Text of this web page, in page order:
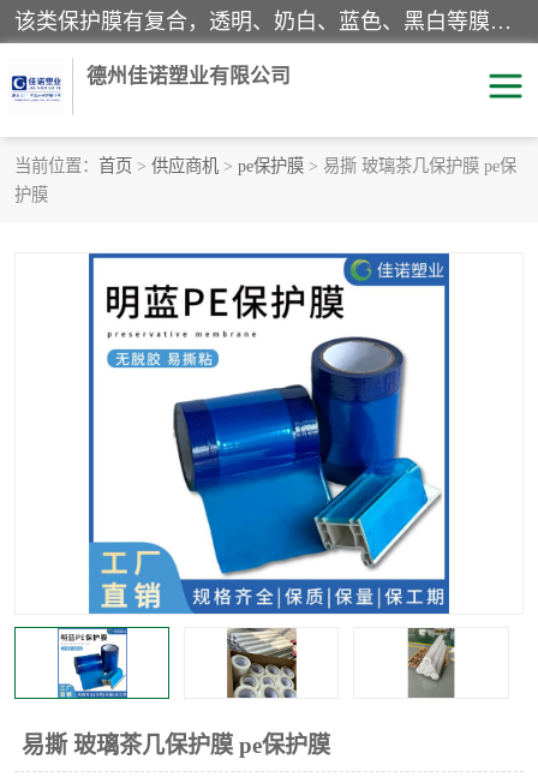
该类保护膜有复合，透明、奶白、蓝色、黑白等膜型。特高粘，高粘，中高粘，中粘，中低粘，低粘等。对于不同的粘力要求有相应的产品相适配。无胶渍残留污染。在较宽的收卷幅度下平整无皱纹，收卷长度大，利于机械化及自动化施工粘贴。为您的产品提供的表面保护解决方案。 产品广泛适用于：铝材、不锈钢、金属、塑料、电子、家电、家具、玻璃、化工材料、装饰材料等。
德州佳诺塑业有限公司
当前位置： 首页 > 供应商机 > pe保护膜 > 易撕 玻璃茶几保护膜 pe保
护膜
易撕 玻璃茶几保护膜 pe保护膜
pe保护膜
家具保护膜
拉伸缠绕膜 透明保护膜
乳白保护膜
纯黑保护膜
彩钢板保护膜
不绣钢板保护膜 两边上胶保护膜
窗缝阻风胶带 铝板保护膜
不锈钢板保护膜 一次性隔离膜